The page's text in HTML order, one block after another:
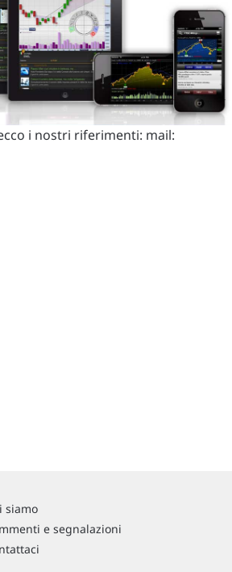
i nostri riferimenti: mail:
siamo
e segnalazioni